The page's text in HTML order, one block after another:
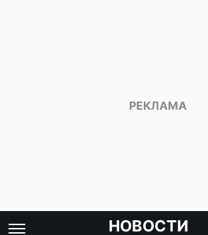
НОВОСТИ